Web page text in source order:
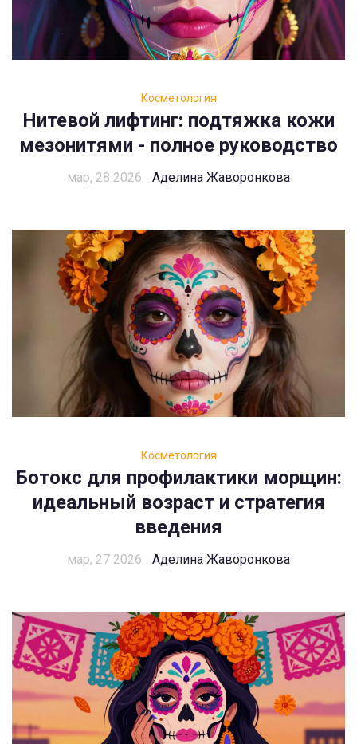
Косметология
Нитевой лифтинг: подтяжка кожи
мезонитями - полное руководство
мар, 28 2026 Аделина Жаворонкова
Косметология
Ботокс для профилактики морщин:
идеальный возраст и стратегия
введения
мар, 27 2026 Аделина Жаворонкова